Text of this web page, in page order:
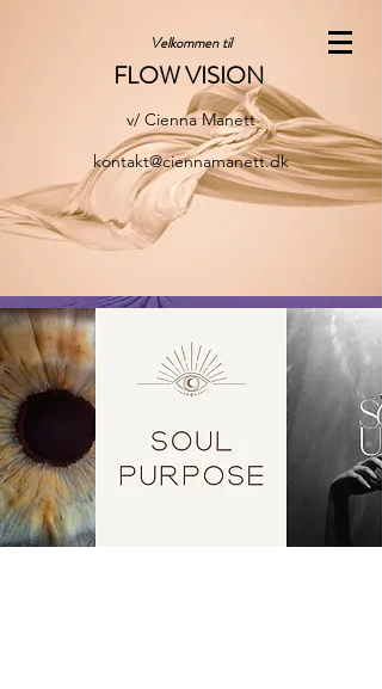
Velkommen til
FLOW VISION
v/ Cienna Manett
kontakt@ciennamanett.dk